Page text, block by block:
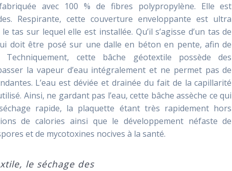
avec 100 % de fibres polypropylène. Elle est
Respirante, cette couverture enveloppante est ultra
sur lequel elle est installée. Qu’il s’agisse d’un tas de
doit être posé sur une dalle en béton en pente, afin de
cette bâche géotextile possède des
la vapeur d’eau intégralement et ne permet pas de
L’eau est déviée et drainée du fait de la capillarité
Ainsi, ne gardant pas l’eau, cette bâche assèche ce qui
rapide, la plaquette étant très rapidement hors
de calories ainsi que le développement néfaste de
et de mycotoxines nocives à la santé.
le séchage des